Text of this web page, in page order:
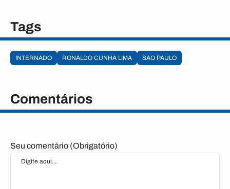
Tags
INTERNADO RONALDO CUNHA LIMA SAO PAULO
Comentários
Seu comentário (Obrigatório)